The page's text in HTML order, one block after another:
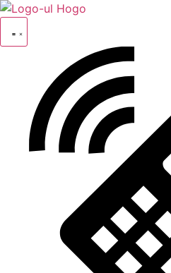
Treci
conținut